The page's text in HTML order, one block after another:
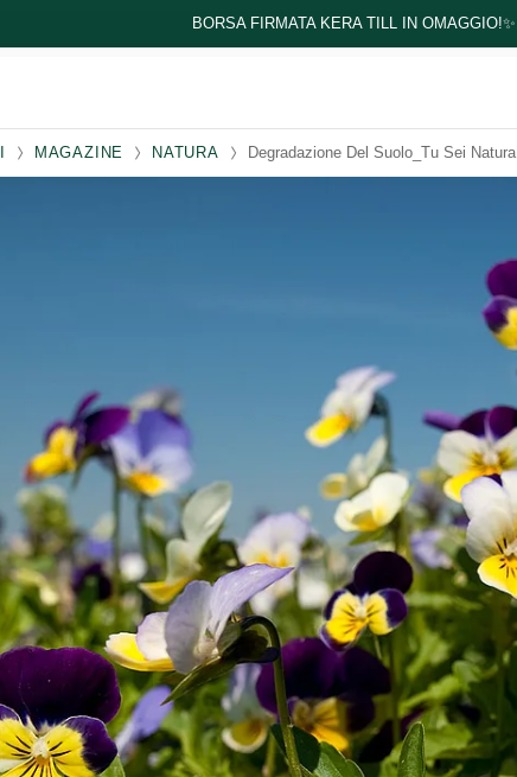
BORSA FIRMATA KERA TILL IN OMAGGIO!✨
MAGAZINE NATURA Degradazione Del Suolo_Tu Sei Natura